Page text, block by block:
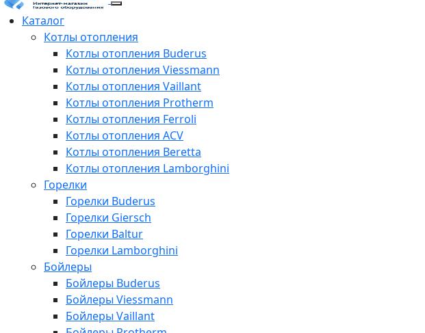
Каталог
Котлы отопления
Котлы отопления Buderus
Котлы отопления Viessmann
Котлы отопления Vaillant
Котлы отопления Protherm
Котлы отопления Ferroli
Котлы отопления ACV
Котлы отопления Beretta
Котлы отопления Lamborghini
Горелки
Горелки Buderus
Горелки Giersch
Горелки Baltur
Горелки Lamborghini
Бойлеры
Бойлеры Buderus
Бойлеры Viessmann
Бойлеры Vaillant